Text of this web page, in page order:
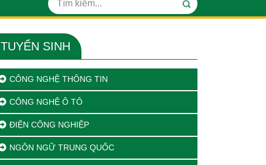
TUYỂN SINH
CÔNG NGHỆ THÔNG TIN
CÔNG NGHỆ Ô TÔ
ĐIỆN CÔNG NGHIỆP
NGÔN NGỮ TRUNG QUỐC